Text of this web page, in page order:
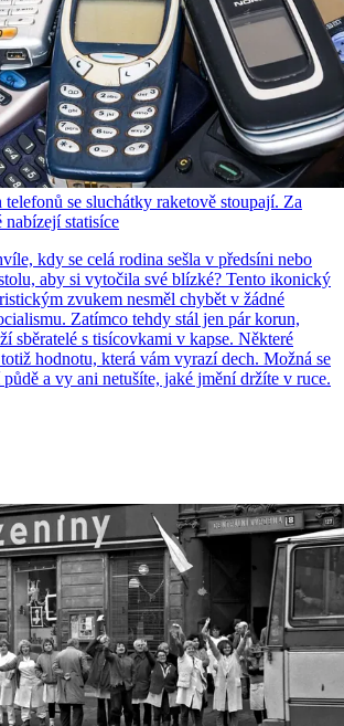
se sluchátky raketově stoupají. Za
nabízejí statisíce
kdy se celá rodina sešla v předsíni nebo
aby si vytočila své blízké? Tento ikonický
zvukem nesměl chybět v žádné
Zatímco tehdy stál jen pár korun,
sběratelé s tisícovkami v kapse. Některé
hodnotu, která vám vyrazí dech. Možná se
a vy ani netušíte, jaké jmění držíte v ruce.